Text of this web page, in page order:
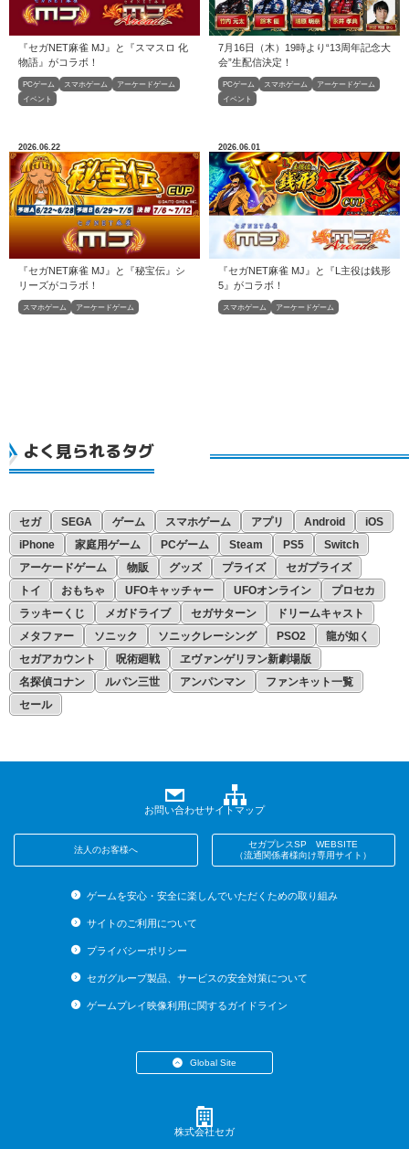
PCゲーム スマホゲーム
アーケードゲーム
イベント
『セガNET麻雀 MJ』と『スマスロ 化
物語』がコラボ！
PCゲーム スマホゲーム
アーケードゲーム
イベント
7月16日（木）19時より“13周年記念大
会”生配信決定！
2026.06.22
スマホゲーム アーケードゲーム
『セガNET麻雀 MJ』と『秘宝伝』シ
リーズがコラボ！
2026.06.01
スマホゲーム アーケードゲーム
『セガNET麻雀 MJ』と『L主役は銭形
5』がコラボ！
よく見られるタグ
セガ SEGA ゲーム スマホゲーム アプリ Android
iOS
iPhone
家庭用ゲーム PCゲーム Steam PS5
Switch
アーケードゲーム
物販 グッズ プライズ
セガプライズ
トイ
おもちゃ UFOキャッチャー UFOオンライン
プロセカ
ラッキーくじ
メガドライブ セガサターン
ドリームキャスト
メタファー
ソニック ソニックレーシング PSO2
龍が如く
セガアカウント
呪術廻戦
ヱヴァンゲリヲン新劇場版
名探偵コナン
ルパン三世 アンパンマン
ファンキット一覧
セール
お問い合わせサイトマップ
法人のお客様へ
セガプレスSP WEBSITE
（流通関係者様向け専用サイト）
ゲームを安心・安全に楽しんでいただくための取り組み
サイトのご利用について
プライバシーポリシー
セガグループ製品、サービスの安全対策について
ゲームプレイ映像利用に関するガイドライン
Global Site
・English (US)
・English (AU)
株式会社セガ